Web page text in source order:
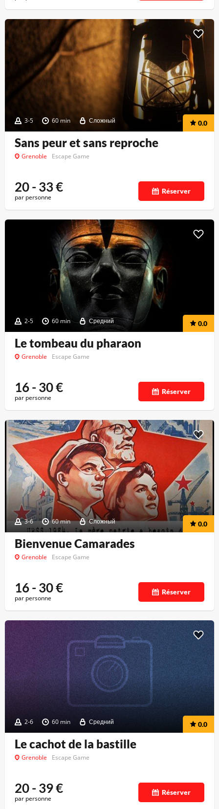
3-5 60 min Сложный 0.0
Sans peur et sans reproche
Grenoble Escape Game
20 - 33€
par personne
Réserver
2-5 60 min Средний 0.0
Le tombeau du pharaon
Grenoble Escape Game
16 - 30€
par personne
Réserver
3-6 60 min Сложный 0.0
Bienvenue Camarades
Grenoble Escape Game
16 - 30€
par personne
Réserver
2-6 60 min Средний 0.0
Le cachot de la bastille
Grenoble Escape Game
20 - 39€
par personne
Réserver